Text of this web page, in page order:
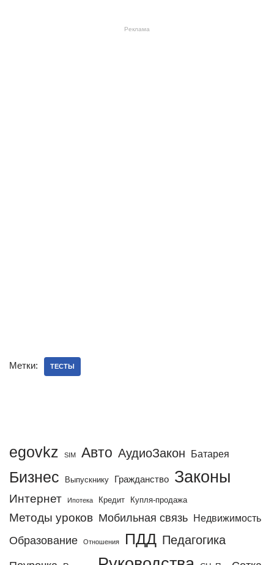
Реклама
Метки: ТЕСТЫ
egovkz SIM Авто АудиоЗакон Батарея
Бизнес Выпускнику Гражданство Законы
Интернет Ипотека Кредит Купля-продажа
Методы уроков Мобильная связь Недвижимость
Образование Отношения ПДД Педагогика